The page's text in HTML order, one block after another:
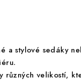
a stylové sedáky
různých velikostí,